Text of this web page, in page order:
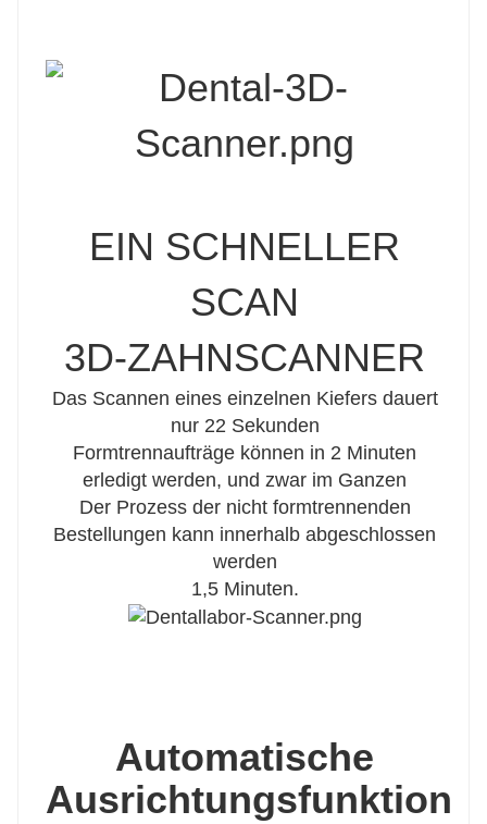
EIN SCHNELLER
SCAN
3D-ZAHNSCANNER
Das Scannen eines einzelnen Kiefers dauert
nur 22 Sekunden
Formtrennaufträge können in 2 Minuten
erledigt werden, und zwar im Ganzen
Der Prozess der nicht formtrennenden
Bestellungen kann innerhalb abgeschlossen
werden
1,5 Minuten.
Automatische
Ausrichtungsfunktion